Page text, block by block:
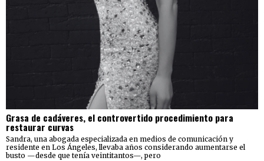
Grasa de cadáveres, el controvertido procedimiento para
restaurar curvas
Sandra, una abogada especializada en medios de comunicación y
residente en Los Ángeles, llevaba años considerando aumentarse el
busto —desde que tenía veintitantos—, pero